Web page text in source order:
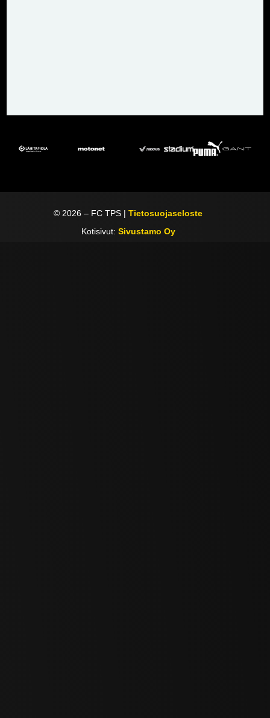
© 2026 – FC TPS |Tietosuojaseloste
Kotisivut: Sivustamo Oy